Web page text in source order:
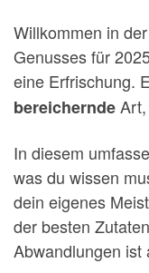
Willkommen in
Genusses für
eine Erfrischung.
bereichernde
In diesem
was du wissen
dein eigenes
der besten
Abwandlungen ist